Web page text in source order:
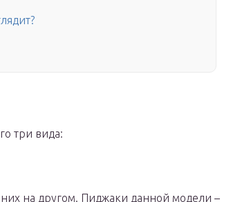
три вида:
на другом. Пиджаки данной модели –